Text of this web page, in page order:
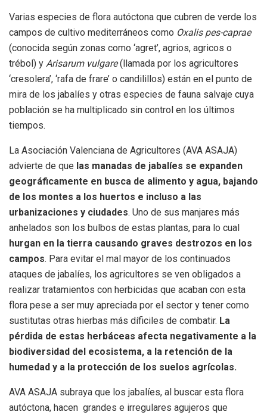
Varias especies de flora autóctona que cubren de verde los
campos de cultivo mediterráneos como Oxalis pes-caprae
(conocida según zonas como ‘agret’, agrios, agricos o
trébol) y Arisarum vulgare(llamada por los agricultores
‘cresolera’, ‘rafa de frare’ o candilillos) están en el punto de
mira de los jabalíes y otras especies de fauna salvaje cuya
población se ha multiplicado sin control en los últimos
tiempos.
La Asociación Valenciana de Agricultores (AVA ASAJA)
advierte de que las manadas de jabalíes se expanden
geográficamente en busca de alimento y agua, bajando
de los montes a los huertos e incluso a las
urbanizaciones y ciudades. Uno de sus manjares más
anhelados son los bulbos de estas plantas, para lo cual
hurgan en la tierra causando graves destrozos en los
campos. Para evitar el mal mayor de los continuados
ataques de jabalíes, los agricultores se ven obligados a
realizar tratamientos con herbicidas que acaban con esta
flora pese a ser muy apreciada por el sector y tener como
sustitutas otras hierbas más díficiles de combatir. La
pérdida de estas herbáceas afecta negativamente a la
biodiversidad del ecosistema, a la retención de la
humedad y a la protección de los suelos agrícolas.
AVA ASAJA subraya que los jabalíes, al buscar esta flora
autóctona, hacen grandes e irregulares agujeros que